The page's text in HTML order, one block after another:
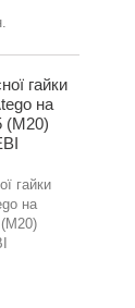
гайки
на
(M20)
гайки
на